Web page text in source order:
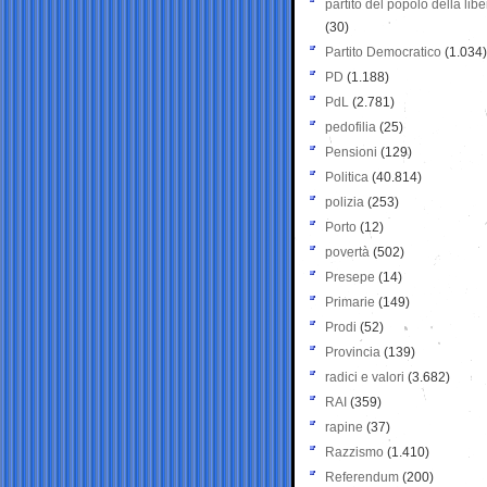
partito del popolo della
(30)
Partito Democratico (1.034)
PD (1.188)
PdL (2.781)
pedofilia (25)
Pensioni (129)
Politica (40.814)
polizia (253)
Porto (12)
povertà (502)
Presepe (14)
Primarie (149)
Prodi (52)
Provincia (139)
radici e valori (3.682)
RAI (359)
rapine (37)
Razzismo (1.410)
Referendum (200)